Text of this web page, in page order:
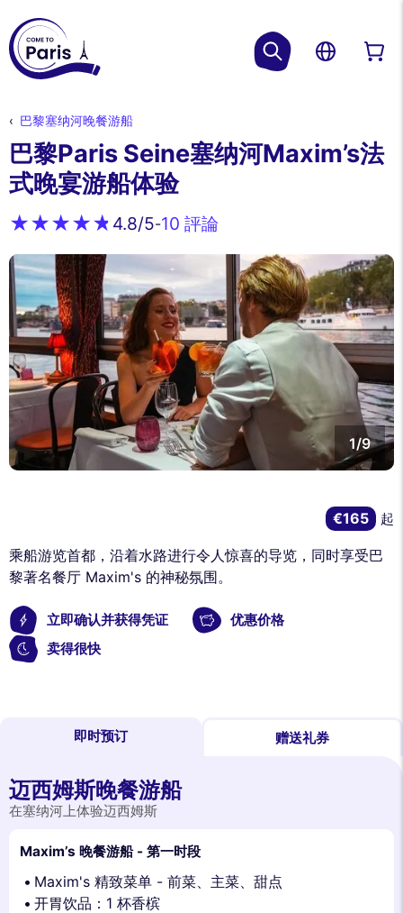
巴黎塞纳河晚餐游船
巴黎Paris Seine塞纳河Maxim’s法
式晚宴游船体验
4.8/5-10 評論
1/9
乘船游览首都，沿着水路进行令人惊喜的导览，同时享受巴
黎著名餐厅 Maxim's 的神秘氛围。
立即确认并获得凭证
优惠价格
卖得很快
€165 起
即时预订 赠送礼券
迈西姆斯晚餐游船
在塞纳河上体验迈西姆斯
Maxim’s 晚餐游船 - 第一时段
Maxim's 精致菜单 - 前菜、主菜、甜点
开胃饮品：1 杯香槟